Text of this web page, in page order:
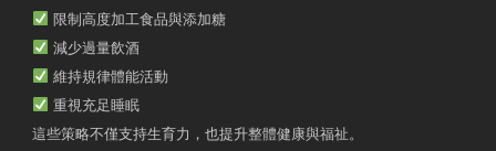
限制高度加工食品與添加糖
減少過量飲酒
維持規律體能活動
重視充足睡眠
這些策略不僅支持生育力，也提升整體健康與福祉。